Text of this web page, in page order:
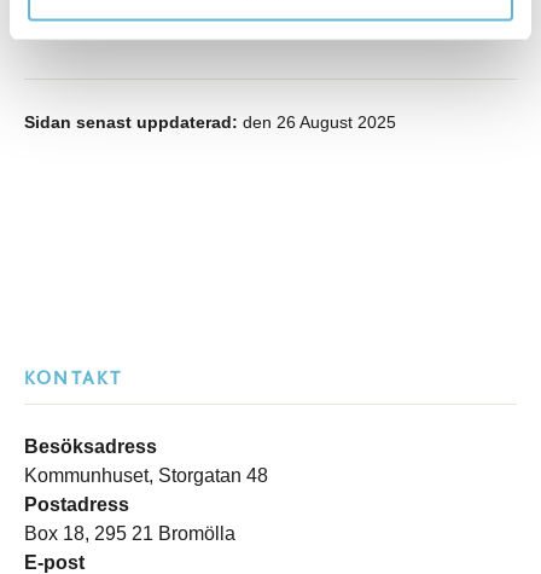
Sidan senast uppdaterad: den 26 August 2025
KONTAKT
Besöksadress
Kommunhuset, Storgatan 48
Postadress
Box 18, 295 21 Bromölla
E-post